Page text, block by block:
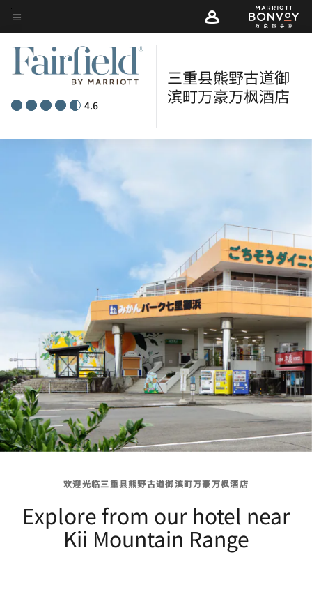
Skip
to
main
content
菜单文本
4.6
三重县熊野古道御
滨町万豪万枫酒店
欢迎光临三重县熊野古道御滨町万豪万枫酒店
Explore from our hotel near
Kii Mountain Range